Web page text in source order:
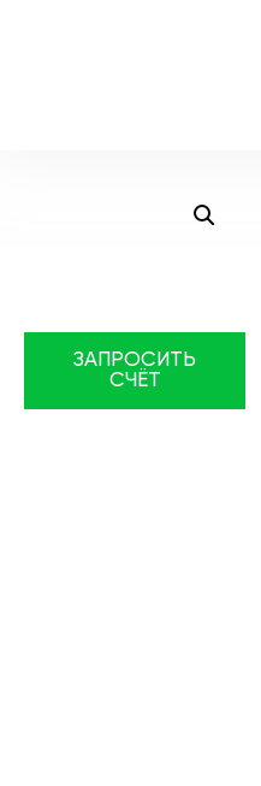
ЗАПРОСИТЬ
СЧЁТ